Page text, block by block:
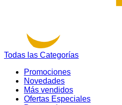
Todas las Categorías
Promociones
Novedades
Más vendidos
Ofertas Especiales